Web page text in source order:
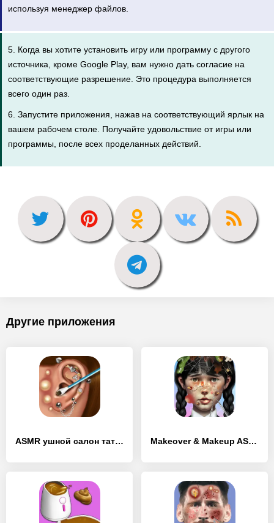
используя менеджер файлов.
5. Когда вы хотите установить игру или программу с другого
источника, кроме Google Play, вам нужно дать согласие на
соответствующие разрешение. Это процедура выполняется
всего один раз.
6. Запустите приложения, нажав на соответствующий ярлык на
вашем рабочем столе. Получайте удовольствие от игры или
программы, после всех проделанных действий.
Другие приложения
ASMR ушной салон тату игра - [MOD Много монет] Makeover & Makeup ASMR - [MOD Бесконечные деньги]